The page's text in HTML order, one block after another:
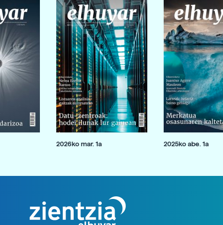
2026ko mar. 1a 2025ko abe. 1a